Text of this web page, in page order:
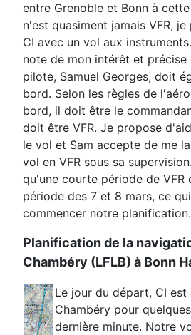
entre Grenoble et Bonn à
n'est quasiment jamais VFR,
CI avec un vol aux
note de mon intérêt et
pilote, Samuel Georges, doit
bord. Selon les règles de
bord, il doit être le
doit être VFR. Je propose
le vol et Sam accepte de me
vol en VFR sous sa
qu'une courte période de VFR
période des 7 et 8 mars, ce
commencer notre planification.
Planification de la
Chambéry (LFLB) à Bonn
Le jour du départ, CI est
Chambéry pour
dernière minute. Notre